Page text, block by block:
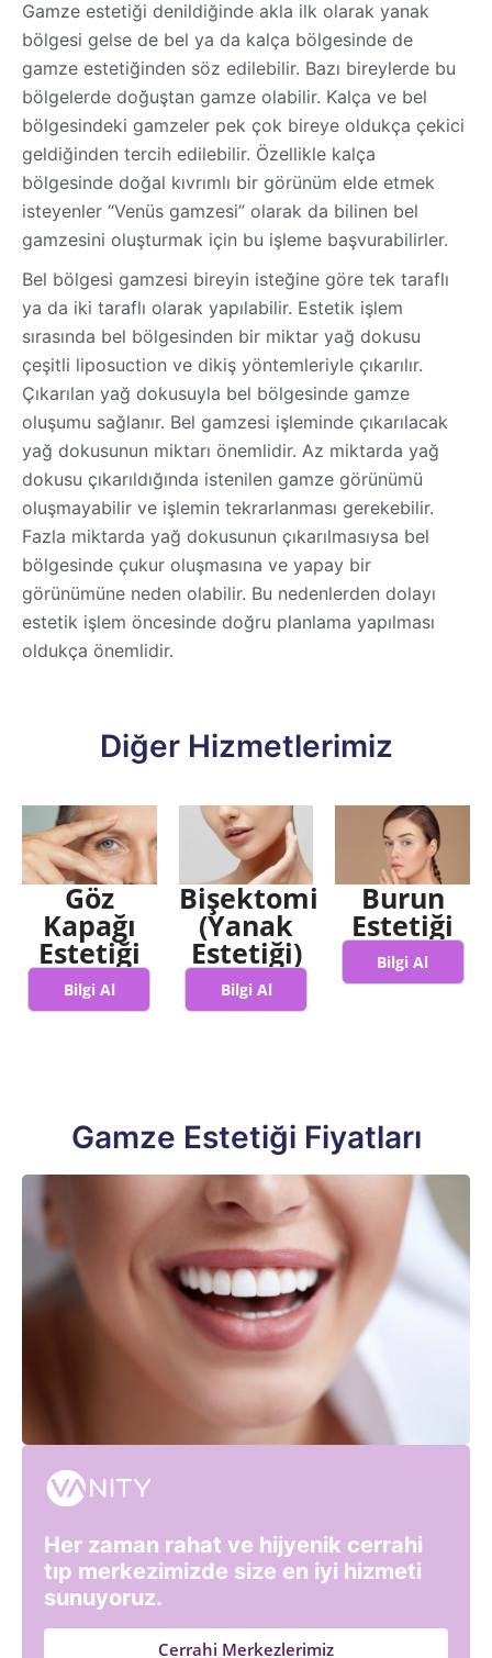
Gamze estetiği denildiğinde akla ilk olarak yanak
bölgesi gelse de bel ya da kalça bölgesinde de
gamze estetiğinden söz edilebilir. Bazı bireylerde bu
bölgelerde doğuştan gamze olabilir. Kalça ve bel
bölgesindeki gamzeler pek çok bireye oldukça çekici
geldiğinden tercih edilebilir. Özellikle kalça
bölgesinde doğal kıvrımlı bir görünüm elde etmek
isteyenler “Venüs gamzesi” olarak da bilinen bel
gamzesini oluşturmak için bu işleme başvurabilirler.
Bel bölgesi gamzesi bireyin isteğine göre tek taraflı
ya da iki taraflı olarak yapılabilir. Estetik işlem
sırasında bel bölgesinden bir miktar yağ dokusu
çeşitli liposuction ve dikiş yöntemleriyle çıkarılır.
Çıkarılan yağ dokusuyla bel bölgesinde gamze
oluşumu sağlanır. Bel gamzesi işleminde çıkarılacak
yağ dokusunun miktarı önemlidir. Az miktarda yağ
dokusu çıkarıldığında istenilen gamze görünümü
oluşmayabilir ve işlemin tekrarlanması gerekebilir.
Fazla miktarda yağ dokusunun çıkarılmasıysa bel
bölgesinde çukur oluşmasına ve yapay bir
görünümüne neden olabilir. Bu nedenlerden dolayı
estetik işlem öncesinde doğru planlama yapılması
oldukça önemlidir.
Diğer Hizmetlerimiz
Göz
Kapağı
Estetiği
Bilgi Al
Bişektomi
(Yanak
Estetiği)
Bilgi Al
Burun
Estetiği
Bilgi Al
Gamze Estetiği Fiyatları
Her zaman rahat ve hijyenik cerrahi
tıp merkezimizde size en iyi hizmeti
sunuyoruz.
Cerrahi Merkezlerimiz